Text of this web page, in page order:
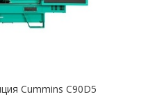
Cummins C90D5